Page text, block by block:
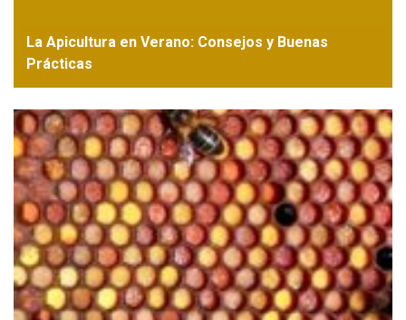
La Apicultura en Verano: Consejos y Buenas
Prácticas